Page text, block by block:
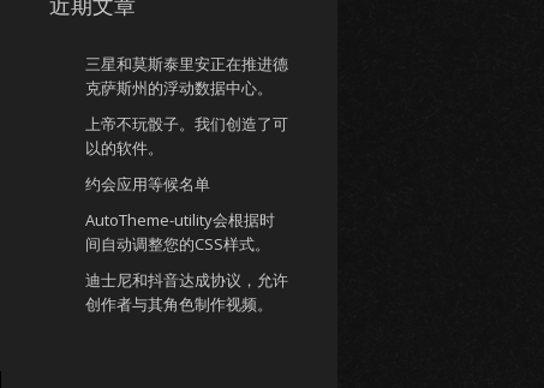
三星和莫斯泰里安正在推进德
克萨斯州的浮动数据中心。
上帝不玩骰子。我们创造了可
以的软件。
约会应用等候名单
AutoTheme-utility会根据时
间自动调整您的CSS样式。
迪士尼和抖音达成协议，允许
创作者与其角色制作视频。